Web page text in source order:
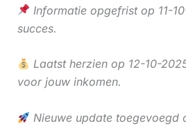
Informatie opgefrist op 11-
succes.
Laatst herzien op 12-10-
voor jouw inkomen.
Nieuwe update toegevoegd